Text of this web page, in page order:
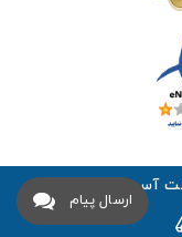
ارسال پیام